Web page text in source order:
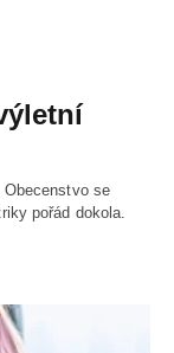
se
pořád dokola.